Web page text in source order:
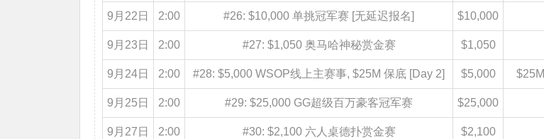
9月22日 2:00 #26: $10,000 单挑冠军赛 [无延迟报名] $10,000
9月23日 2:00 #27: $1,050 奥马哈神秘赏金赛 $1,050
9月24日 2:00 #28: $5,000 WSOP线上主赛事, $25M 保底 [Day 2] $5,000 $25M
9月25日 2:00 #29: $25,000 GG超级百万豪客冠军赛 $25,000
9月27日 2:00 #30: $2,100 六人桌德扑赏金赛 $2,100